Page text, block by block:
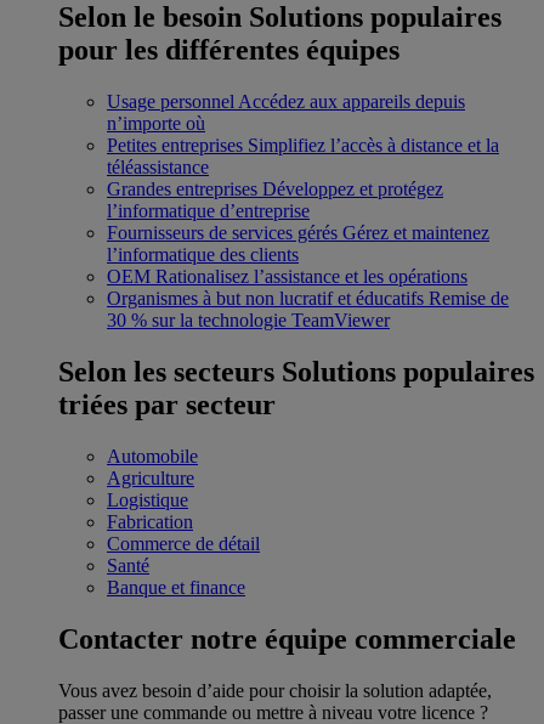
Selon le besoin Solutions populaires
pour les différentes équipes
Usage personnel Accédez aux appareils depuis
n’importe où
Petites entreprises Simplifiez l’accès à distance et la
téléassistance
Grandes entreprises Développez et protégez
l’informatique d’entreprise
Fournisseurs de services gérés Gérez et maintenez
l’informatique des clients
OEM Rationalisez l’assistance et les opérations
Organismes à but non lucratif et éducatifs Remise de
30 % sur la technologie TeamViewer
Selon les secteurs Solutions populaires
triées par secteur
Automobile
Agriculture
Logistique
Fabrication
Commerce de détail
Santé
Banque et finance
Contacter notre équipe commerciale
Vous avez besoin d’aide pour choisir la solution adaptée,
passer une commande ou mettre à niveau votre licence ?